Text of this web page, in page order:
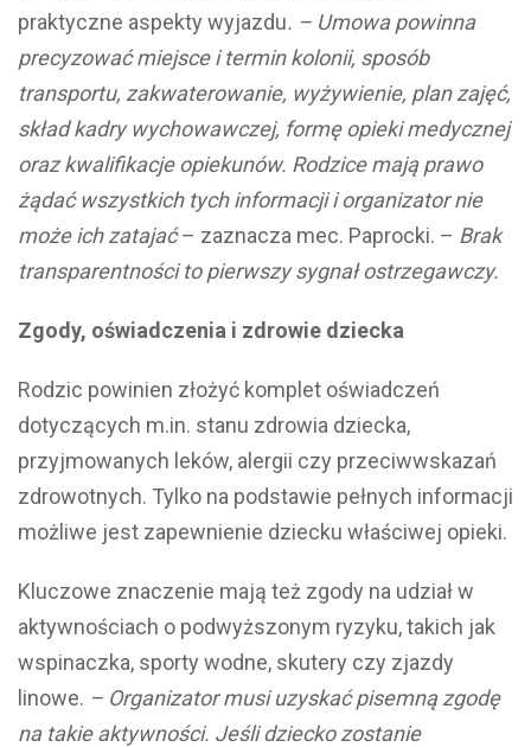
praktyczne aspekty wyjazdu. – Umowa powinna
precyzować miejsce i termin kolonii, sposób
transportu, zakwaterowanie, wyżywienie, plan zajęć,
skład kadry wychowawczej, formę opieki medycznej
oraz kwalifikacje opiekunów. Rodzice mają prawo
żądać wszystkich tych informacji i organizator nie
może ich zatajać– zaznacza mec. Paprocki. – Brak
transparentności to pierwszy sygnał ostrzegawczy.
Zgody, oświadczenia i zdrowie dziecka
Rodzic powinien złożyć komplet oświadczeń
dotyczących m.in. stanu zdrowia dziecka,
przyjmowanych leków, alergii czy przeciwwskazań
zdrowotnych. Tylko na podstawie pełnych informacji
możliwe jest zapewnienie dziecku właściwej opieki.
Kluczowe znaczenie mają też zgody na udział w
aktywnościach o podwyższonym ryzyku, takich jak
wspinaczka, sporty wodne, skutery czy zjazdy
linowe. – Organizator musi uzyskać pisemną zgodę
na takie aktywności. Jeśli dziecko zostanie